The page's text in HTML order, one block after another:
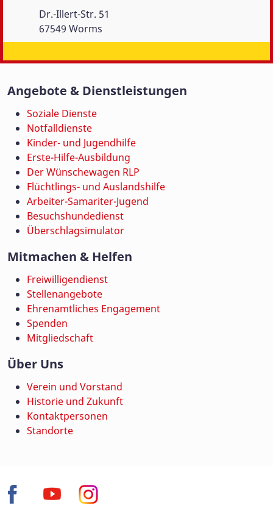
Dr.-Illert-Str. 51
67549 Worms
Angebote & Dienstleistungen
Soziale Dienste
Notfalldienste
Kinder- und Jugendhilfe
Erste-Hilfe-Ausbildung
Der Wünschewagen RLP
Flüchtlings- und Auslandshilfe
Arbeiter-Samariter-Jugend
Besuchshundedienst
Überschlagsimulator
Mitmachen & Helfen
Freiwilligendienst
Stellenangebote
Ehrenamtliches Engagement
Spenden
Mitgliedschaft
Über Uns
Verein und Vorstand
Historie und Zukunft
Kontaktpersonen
Standorte